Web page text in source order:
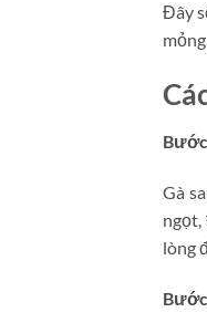
Đây
Gà
ngọt,
lòng